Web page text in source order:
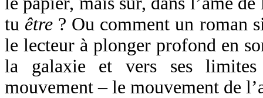
tu être ? Ou comment un roman
le lecteur à plonger profond en
la galaxie et vers ses limites
mouvement – le mouvement de